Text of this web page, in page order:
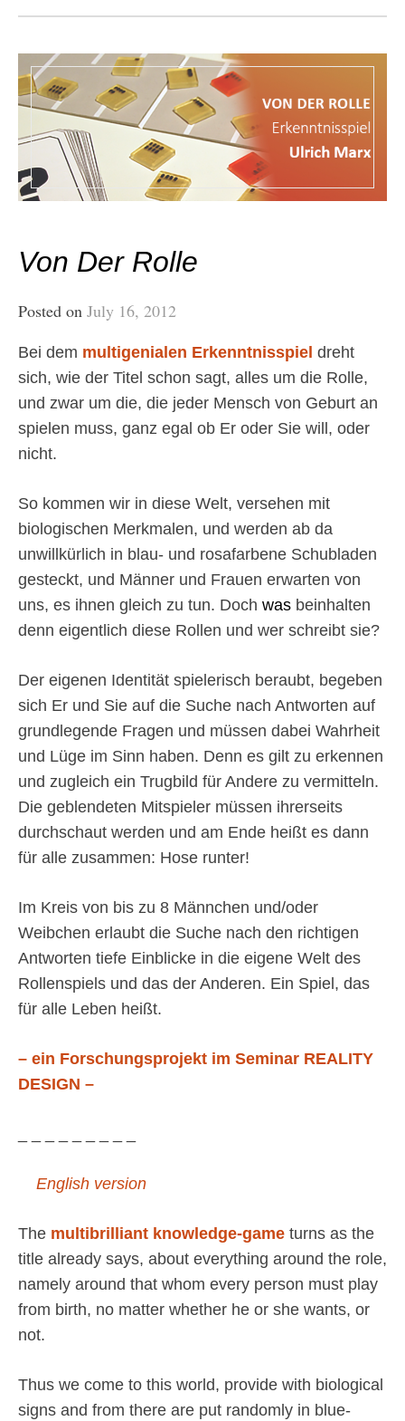
Von Der Rolle
Posted on July 16, 2012
Bei dem multigenialen Erkenntnisspiel dreht
sich, wie der Titel schon sagt, alles um die Rolle,
und zwar um die, die jeder Mensch von Geburt an
spielen muss, ganz egal ob Er oder Sie will, oder
nicht.
So kommen wir in diese Welt, versehen mit
biologischen Merkmalen, und werden ab da
unwillkürlich in blau- und rosafarbene Schubladen
gesteckt, und Männer und Frauen erwarten von
uns, es ihnen gleich zu tun. Doch was beinhalten
denn eigentlich diese Rollen und wer schreibt sie?
Der eigenen Identität spielerisch beraubt, begeben
sich Er und Sie auf die Suche nach Antworten auf
grundlegende Fragen und müssen dabei Wahrheit
und Lüge im Sinn haben. Denn es gilt zu erkennen
und zugleich ein Trugbild für Andere zu vermitteln.
Die geblendeten Mitspieler müssen ihrerseits
durchschaut werden und am Ende heißt es dann
für alle zusammen: Hose runter!
Im Kreis von bis zu 8 Männchen und/oder
Weibchen erlaubt die Suche nach den richtigen
Antworten tiefe Einblicke in die eigene Welt des
Rollenspiels und das der Anderen. Ein Spiel, das
für alle Leben heißt.
– ein Forschungsprojekt im Seminar REALITY
DESIGN –
English version
The multibrilliant knowledge-game turns as the
title already says, about everything around the role,
namely around that whom every person must play
from birth, no matter whether he or she wants, or
not.
Thus we come to this world, provide with biological
signs and from there are put randomly in blue-